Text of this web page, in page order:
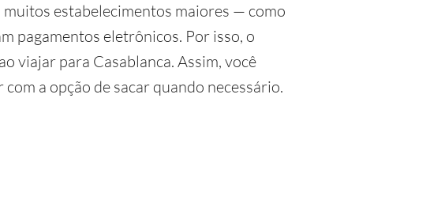
muitos estabelecimentos maiores — como
pagamentos eletrônicos. Por isso, o
viajar para Casablanca. Assim, você
a opção de sacar quando necessário.